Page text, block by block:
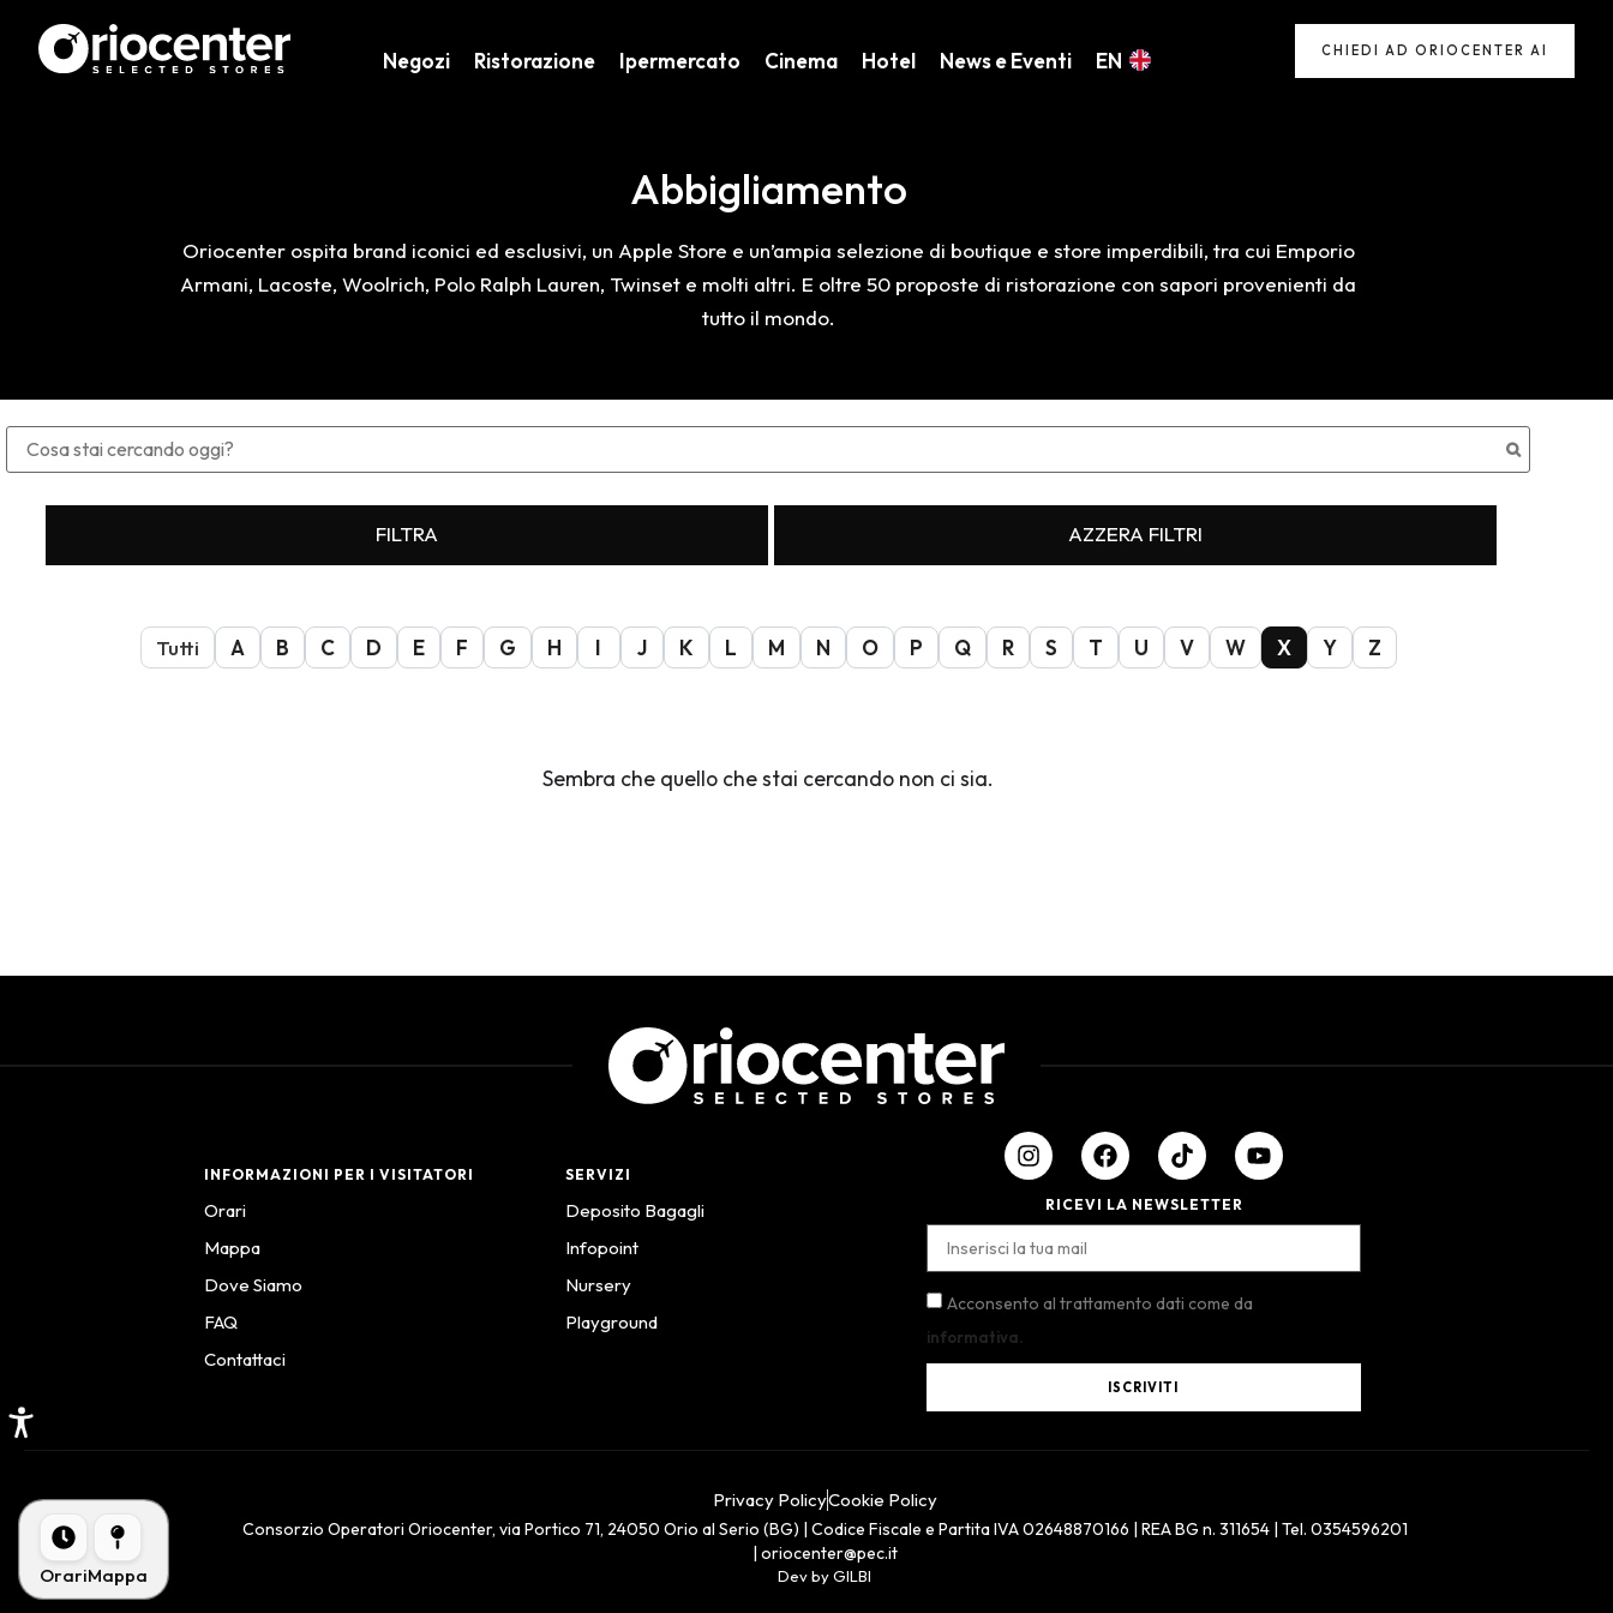
Negozi Ristorazione Ipermercato Cinema Hotel News e Eventi EN CHIEDI AD ORIOCENTER AI
OrariMappa
Abbigliamento
Oriocenter ospita brand iconici ed esclusivi, un Apple Store e un’ampia selezione di boutique e store imperdibili, tra cui Emporio
Armani, Lacoste, Woolrich, Polo Ralph Lauren, Twinset e molti altri. E oltre 50 proposte di ristorazione con sapori provenienti da
tutto il mondo.
FILTRA AZZERA FILTRI
Tutti A B C D E F G H I J K L M N O P Q R S T U V W X Y Z
Sembra che quello che stai cercando non ci sia.
INFORMAZIONI PER I VISITATORI
Orari
Mappa
Dove Siamo
FAQ
Contattaci
SERVIZI
Deposito Bagagli
Infopoint
Nursery
Playground
RICEVI LA NEWSLETTER
Acconsento al trattamento dati come da
informativa.
ISCRIVITI
Privacy PolicyCookie Policy
Consorzio Operatori Oriocenter, via Portico 71, 24050 Orio al Serio (BG) | Codice Fiscale e Partita IVA 02648870166 | REA BG n. 311654 | Tel. 0354596201
| oriocenter@pec.it
Dev by GILBI